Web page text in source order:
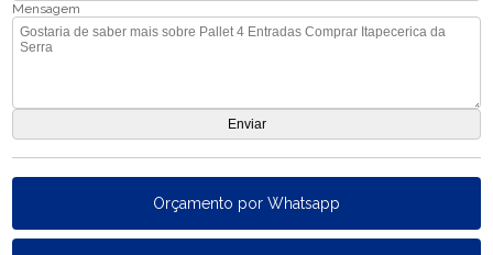
Mensagem
Orçamento por Whatsapp